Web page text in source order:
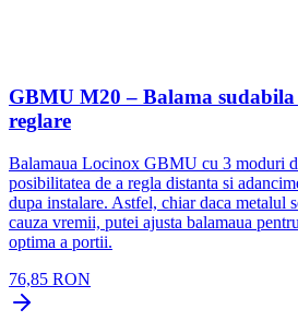
GBMU M20 – Balama
reglare
Balamaua Locinox GBMU cu 3 moduri
posibilitatea de a regla distanta si
dupa instalare. Astfel, chiar daca metalul
cauza vremii, putei ajusta balamaua
optima a portii.
76,85 RON